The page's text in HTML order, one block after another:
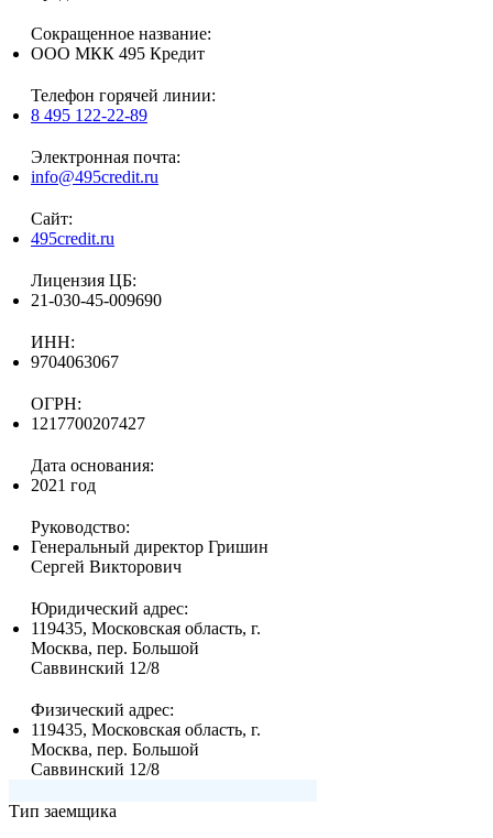
Сокращенное название:
ООО МКК 495 Кредит
Телефон горячей линии:
8 495 122-22-89
Электронная почта:
info@495credit.ru
Сайт:
495credit.ru
Лицензия ЦБ:
21-030-45-009690
ИНН:
9704063067
ОГРН:
1217700207427
Дата основания:
2021 год
Руководство:
Генеральный директор Гришин
Сергей Викторович
Юридический адрес:
119435, Московская область, г.
Москва, пер. Большой
Саввинский 12/8
Физический адрес:
119435, Московская область, г.
Москва, пер. Большой
Саввинский 12/8
Тип заемщика